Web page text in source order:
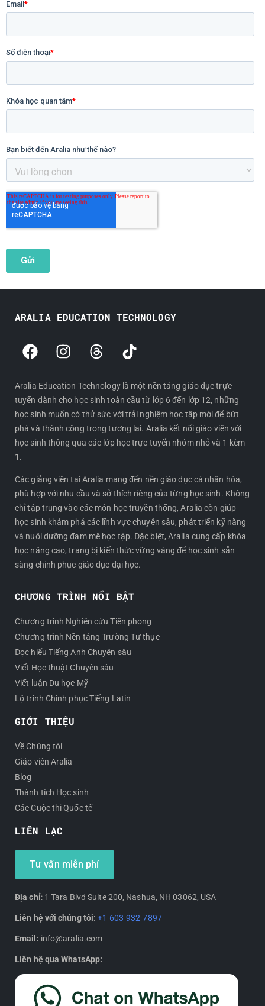
ARALIA EDUCATION TECHNOLOGY
F
a
e
b
o
o
k
I
n
t
a
g
r
a
T
h
e
a
d
s
T
i
t
o
k
Aralia Education Technology là một nền tảng giáo dục trực
tuyến dành cho học sinh toàn cầu từ lớp 6 đến lớp 12, những
học sinh muốn có thử sức với trải nghiệm học tập mới để bứt
phá và thành công trong tương lai. Aralia kết nối giáo viên với
học sinh thông qua các lớp học trực tuyến nhóm nhỏ và 1 kèm
1.
Các giảng viên tại Aralia mang đến nền giáo dục cá nhân hóa,
phù hợp với nhu cầu và sở thích riêng của từng học sinh. Không
chỉ tập trung vào các môn học truyền thống, Aralia còn giúp
học sinh khám phá các lĩnh vực chuyên sâu, phát triển kỹ năng
và nuôi dưỡng đam mê học tập. Đặc biệt, Aralia cung cấp khóa
học nâng cao, trang bị kiến thức vững vàng để học sinh sẵn
sàng chinh phục giáo dục đại học.
CHƯƠNG TRÌNH NỔI BẬT
Chương trình Nghiên cứu Tiên phong
Chương trình Nền tảng Trường Tư thục
Đọc hiểu Tiếng Anh Chuyên sâu
Viết Học thuật Chuyên sâu
Viết luận Du học Mỹ
Lộ trình Chinh phục Tiếng Latin
GIỚI THIỆU
Về Chúng tôi
Giáo viên Aralia
Blog
Thành tích Học sinh
Các Cuộc thi Quốc tế
LIÊN LẠC
Tư vấn miễn phí
Địa chỉ: 1 Tara Blvd Suite 200, Nashua, NH 03062, USA
Liên hệ với chúng tôi: +1 603-932-7897
Email: info@aralia.com
Liên hệ qua WhatsApp: